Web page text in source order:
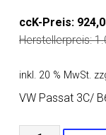
ccK-Preis:
Herstellerpreis:
inkl. 20 % MwSt.
VW Passat 3C/